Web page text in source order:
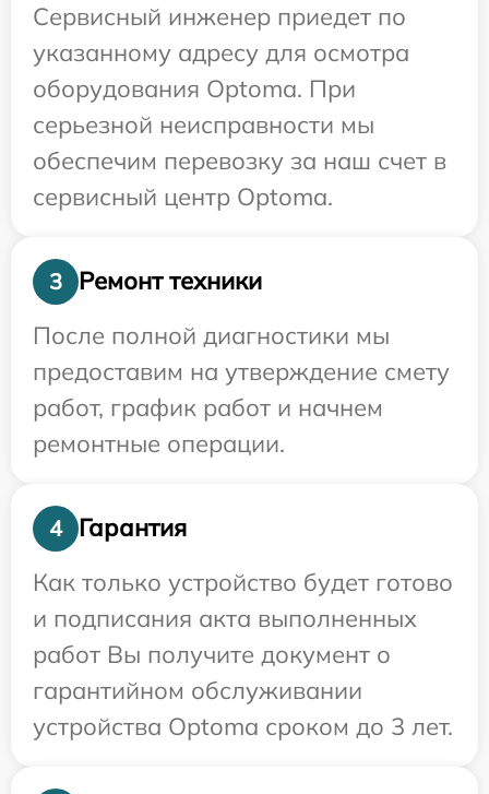
Сервисный инженер приедет по
указанному адресу для осмотра
оборудования Optoma. При
серьезной неисправности мы
обеспечим перевозку за наш счет в
сервисный центр Optoma.
3
Ремонт техники
После полной диагностики мы
предоставим на утверждение смету
работ, график работ и начнем
ремонтные операции.
4
Гарантия
Как только устройство будет готово
и подписания акта выполненных
работ Вы получите документ о
гарантийном обслуживании
устройства Optoma сроком до 3 лет.